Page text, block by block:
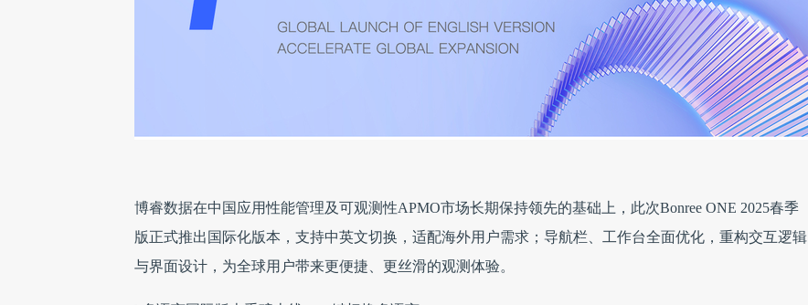
博睿数据在中国应用性能管理及可观测性APMO市场长期保持领先的基础上，此次Bonree ONE 2025春季
版正式推出国际化版本，支持中英文切换，适配海外用户需求；导航栏、工作台全面优化，重构交互逻辑
与界面设计，为全球用户带来更便捷、更丝滑的观测体验。